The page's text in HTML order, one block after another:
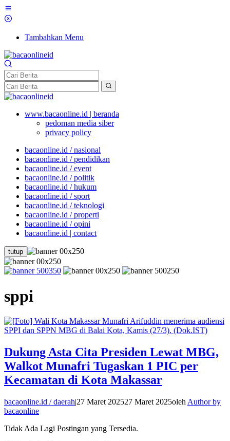
Tambahkan Menu
www.bacaonline.id | beranda
pedoman media siber
privacy policy
bacaonline.id / nasional
bacaonline.id / pendidikan
bacaonline.id / event
bacaonline.id / politik
bacaonline.id / hukum
bacaonline.id / sport
bacaonline.id / teknologi
bacaonline.id / properti
bacaonline.id / opini
bacaonline.id | contact
tutup
sppi
Dukung Asta Cita Presiden Lewat MBG,
Walkot Munafri Tugaskan 1 PIC per
Kecamatan di Kota Makassar
bacaonline.id / daerah|27 Maret 202527 Maret 2025oleh Author by
bacaonline
Tidak Ada Lagi Postingan yang Tersedia.